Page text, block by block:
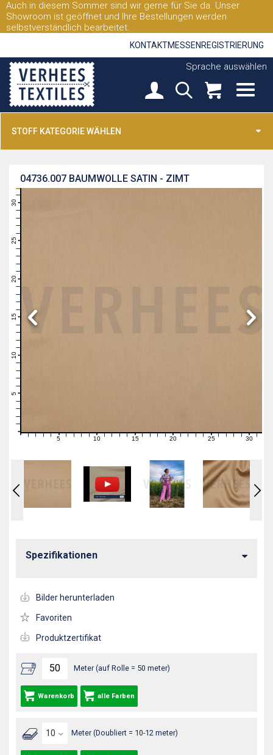
Auch in diesem Sommer sind wir gerne für Sie da. Unser
Showroom ist geöffnet und Ihre Bestellungen werden
selbstverständlich bearbeitet.
KONTAKTMESSEN REGISTRIERUNG
Sprache auswählen
STOFF KATEGORIE WÄHLEN
BAUMWOLLE SATIN - ZIMT
04736.007
11
16
21
26
1 2 3 4 6 7 89 11121314 16171819 21222324 26272829 31
Meter (auf Rolle = 50 meter)
Warenkorb alle Farben
Meter (Doubliert = 10-12 meter)
Spezifikationen
Bilder herunterladen
Favoriten
Produktzertifikat